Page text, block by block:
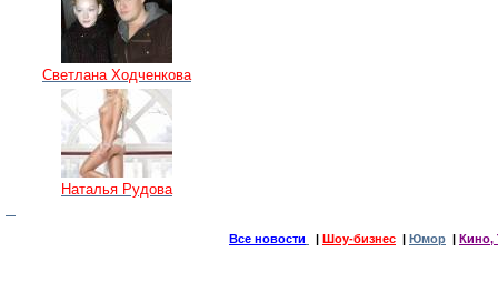
Светлана Ходченкова
Наталья Рудова
Все новости Шоу-бизнес Юмор Кино,